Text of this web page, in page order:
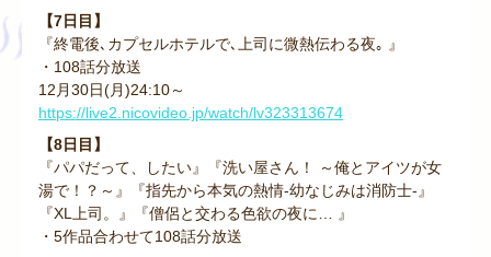
【7日目】
『終電後､カプセルホテルで､上司に微熱伝わる夜｡ 』
・108話分放送
12月30日(月)24:10～
https://live2.nicovideo.jp/watch/lv323313674
【8日目】
『パパだって、したい』『洗い屋さん！ ～俺とアイツが女
湯で！？～』『指先から本気の熱情-幼なじみは消防士-』
『XL上司。』『僧侶と交わる色欲の夜に… 』
・5作品合わせて108話分放送